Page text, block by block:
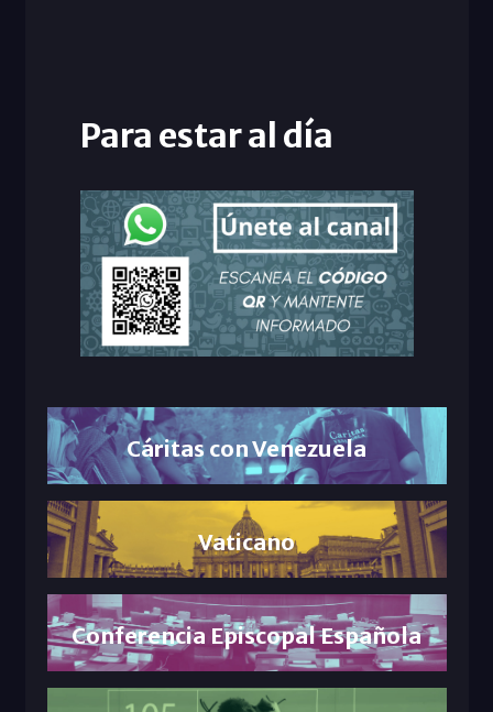
Para estar al día
Cáritas con Venezuela
Vaticano
Conferencia Episcopal Española